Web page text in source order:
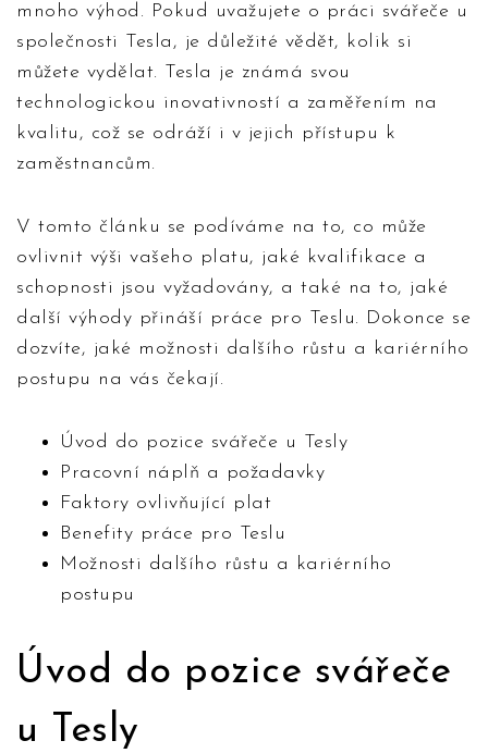
mnoho výhod. Pokud uvažujete o práci svářeče u
společnosti Tesla, je důležité vědět, kolik si
můžete vydělat. Tesla je známá svou
technologickou inovativností a zaměřením na
kvalitu, což se odráží i v jejich přístupu k
zaměstnancům.
V tomto článku se podíváme na to, co může
ovlivnit výši vašeho platu, jaké kvalifikace a
schopnosti jsou vyžadovány, a také na to, jaké
další výhody přináší práce pro Teslu. Dokonce se
dozvíte, jaké možnosti dalšího růstu a kariérního
postupu na vás čekají.
Úvod do pozice svářeče u Tesly
Pracovní náplň a požadavky
Faktory ovlivňující plat
Benefity práce pro Teslu
Možnosti dalšího růstu a kariérního
postupu
Úvod do pozice svářeče
u Tesly